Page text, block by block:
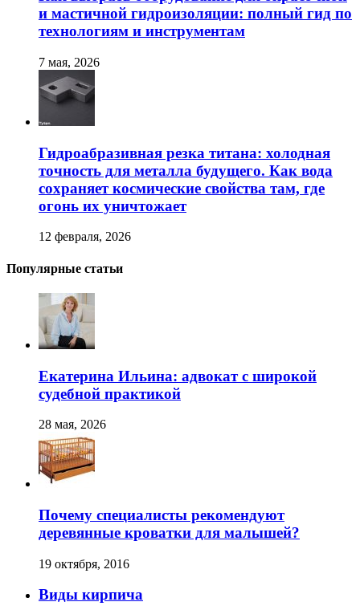
и мастичной гидроизоляции: полный гид по
технологиям и инструментам
7 мая, 2026
Гидроабразивная резка титана: холодная
точность для металла будущего. Как вода
сохраняет космические свойства там, где
огонь их уничтожает
12 февраля, 2026
Популярные статьи
Екатерина Ильина: адвокат с широкой
судебной практикой
28 мая, 2026
Почему специалисты рекомендуют
деревянные кроватки для малышей?
19 октября, 2016
Виды кирпича